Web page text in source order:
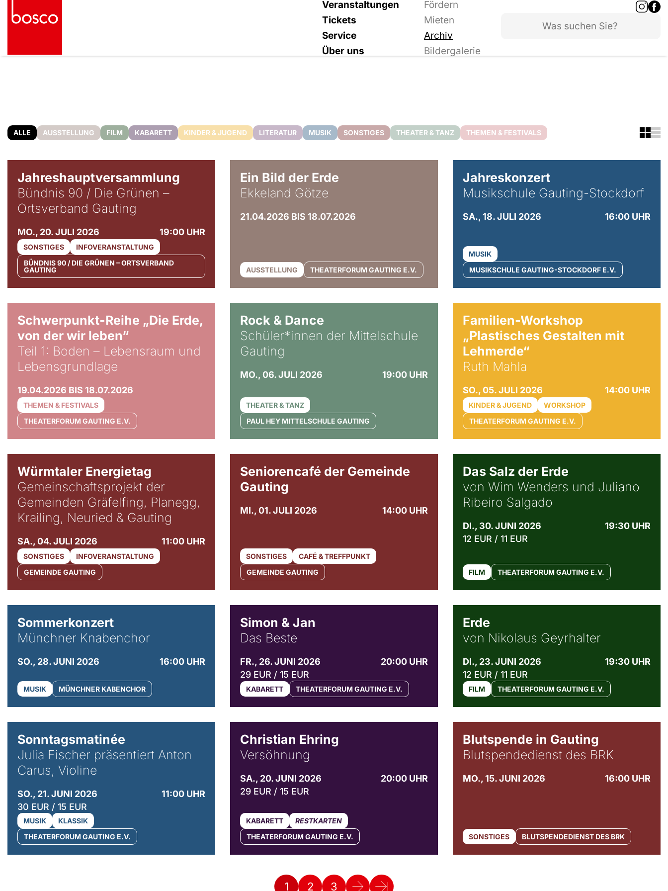
Veranstaltungen
Fördern
Tickets
Mieten
Service
Archiv
Über uns
Bildergalerie
ALLE AUSSTELLUNG FILM KABARETT KINDER & JUGEND LITERATUR MUSIK SONSTIGES THEATER & TANZ THEMEN & FESTIVALS
Jahreshauptversammlung
Bündnis 90 / Die Grünen –
Ortsverband Gauting
MO., 20. JULI 2026 19:00 UHR
SONSTIGES
INFOVERANSTALTUNG
BÜNDNIS 90 / DIE GRÜNEN – ORTSVERBAND
GAUTING
Ein Bild der Erde
Ekkeland Götze
21.04.2026 BIS 18.07.2026
AUSSTELLUNG THEATERFORUM GAUTING E.V.
Jahreskonzert
Musikschule Gauting-Stockdorf
SA., 18. JULI 2026 16:00 UHR
MUSIK
MUSIKSCHULE GAUTING-STOCKDORF E.V.
Schwerpunkt-Reihe „Die Erde,
von der wir leben“
Teil 1: Boden – Lebensraum und
Lebensgrundlage
19.04.2026 BIS 18.07.2026
THEMEN & FESTIVALS
THEATERFORUM GAUTING E.V.
Rock & Dance
Schüler*innen der Mittelschule
Gauting
MO., 06. JULI 2026 19:00 UHR
THEATER & TANZ
PAUL HEY MITTELSCHULE GAUTING
Familien-Workshop
„Plastisches Gestalten mit
Lehmerde“
Ruth Mahla
SO., 05. JULI 2026 14:00 UHR
KINDER & JUGEND
WORKSHOP
THEATERFORUM GAUTING E.V.
Würmtaler Energietag
Gemeinschaftsprojekt der
Gemeinden Gräfelfing, Planegg,
Krailing, Neuried & Gauting
SA., 04. JULI 2026 11:00 UHR
SONSTIGES
INFOVERANSTALTUNG
GEMEINDE GAUTING
Seniorencafé der Gemeinde
Gauting
MI., 01. JULI 2026 14:00 UHR
SONSTIGES
CAFÉ & TREFFPUNKT
GEMEINDE GAUTING
Das Salz der Erde
von Wim Wenders und Juliano
Ribeiro Salgado
DI., 30. JUNI 2026
19:30 UHR
12 EUR / 11 EUR
FILM THEATERFORUM GAUTING E.V.
Sommerkonzert
Münchner Knabenchor
SO., 28. JUNI 2026 16:00 UHR
MUSIK MÜNCHNER KABENCHOR
Simon & Jan
Das Beste
FR., 26. JUNI 2026
20:00 UHR
29 EUR / 15 EUR
KABARETT THEATERFORUM GAUTING E.V.
Erde
von Nikolaus Geyrhalter
DI., 23. JUNI 2026
19:30 UHR
12 EUR / 11 EUR
FILM THEATERFORUM GAUTING E.V.
Sonntagsmatinée
Julia Fischer präsentiert Anton
Carus, Violine
SO., 21. JUNI 2026
11:00 UHR
30 EUR / 15 EUR
MUSIK
KLASSIK
THEATERFORUM GAUTING E.V.
Christian Ehring
Versöhnung
SA., 20. JUNI 2026
20:00 UHR
29 EUR / 15 EUR
KABARETT
RESTKARTEN
THEATERFORUM GAUTING E.V.
Blutspende in Gauting
Blutspendedienst des BRK
MO., 15. JUNI 2026 16:00 UHR
SONSTIGES BLUTSPENDEDIENST DES BRK
1 2 3